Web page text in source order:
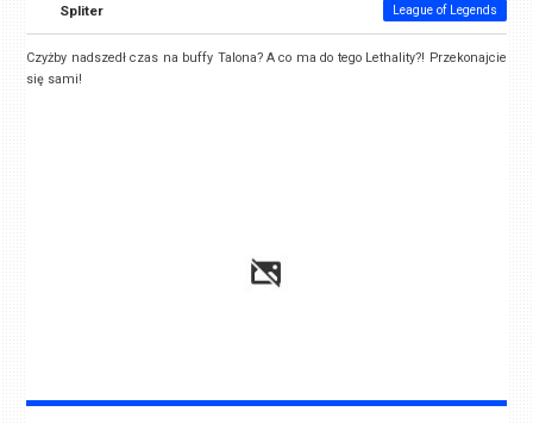
Spliter League of Legends
Czyżby nadszedł czas na buffy Talona? A co ma do tego Lethality?! Przekonajcie
się sami!